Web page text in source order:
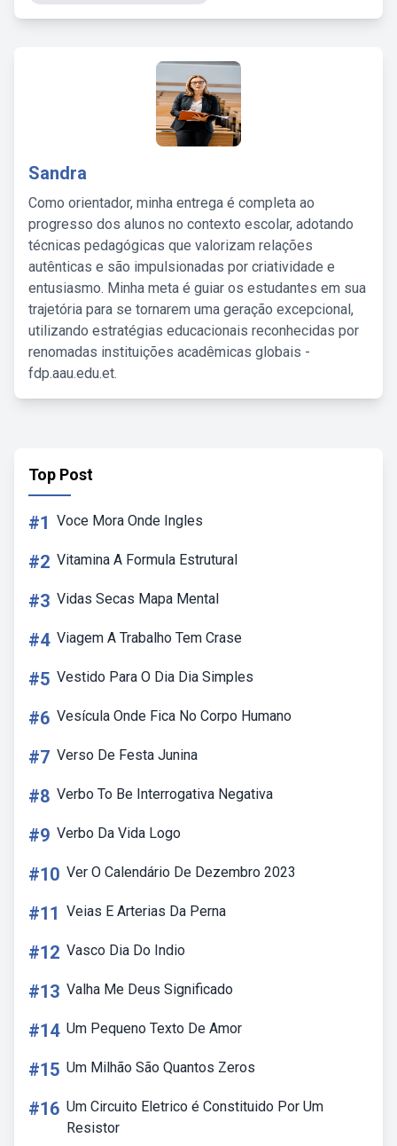
Sandra
Como orientador, minha entrega é completa ao
progresso dos alunos no contexto escolar, adotando
técnicas pedagógicas que valorizam relações
autênticas e são impulsionadas por criatividade e
entusiasmo. Minha meta é guiar os estudantes em sua
trajetória para se tornarem uma geração excepcional,
utilizando estratégias educacionais reconhecidas por
renomadas instituições acadêmicas globais -
fdp.aau.edu.et.
Top Post
#1 Voce Mora Onde Ingles
#2 Vitamina A Formula Estrutural
#3 Vidas Secas Mapa Mental
#4 Viagem A Trabalho Tem Crase
#5 Vestido Para O Dia Dia Simples
#6 Vesícula Onde Fica No Corpo Humano
#7 Verso De Festa Junina
#8 Verbo To Be Interrogativa Negativa
#9 Verbo Da Vida Logo
#10 Ver O Calendário De Dezembro 2023
#11 Veias E Arterias Da Perna
#12 Vasco Dia Do Indio
#13 Valha Me Deus Significado
#14 Um Pequeno Texto De Amor
#15 Um Milhão São Quantos Zeros
#16 Um Circuito Eletrico é Constituido Por Um
Resistor